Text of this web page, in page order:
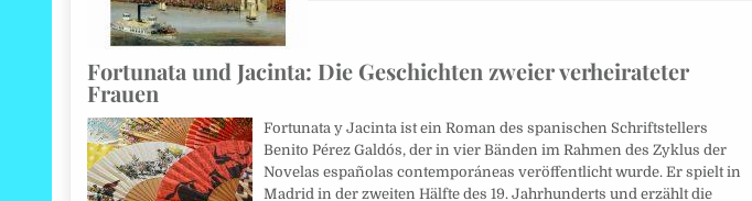
Fortunata und Jacinta: Die Geschichten zweier verheirateter
Frauen
Fortunata y Jacinta ist ein Roman des spanischen Schriftstellers
Benito Pérez Galdós, der in vier Bänden im Rahmen des Zyklus der
Novelas españolas contemporáneas veröffentlicht wurde. Er spielt in
Madrid in der zweiten Hälfte des 19. Jahrhunderts und erzählt die